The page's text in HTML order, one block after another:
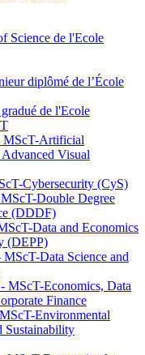
Science de l'Ecole
diplômé de l’École
de l'Ecole
Artificial
Visual
Cybersecurity (CyS)
Double Degree
(DDDF)
Data and Economics
(DEPP)
Data Science and
MScT-Economics, Data
Finance
Environmental
Sustainability